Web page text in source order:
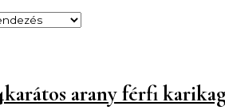
arany férfi